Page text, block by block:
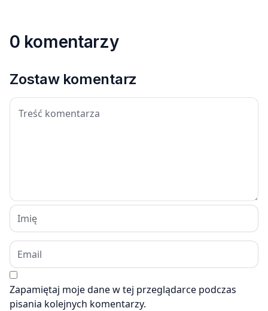
0 komentarzy
Zostaw komentarz
Zapamiętaj moje dane w tej przeglądarce podczas
pisania kolejnych komentarzy.